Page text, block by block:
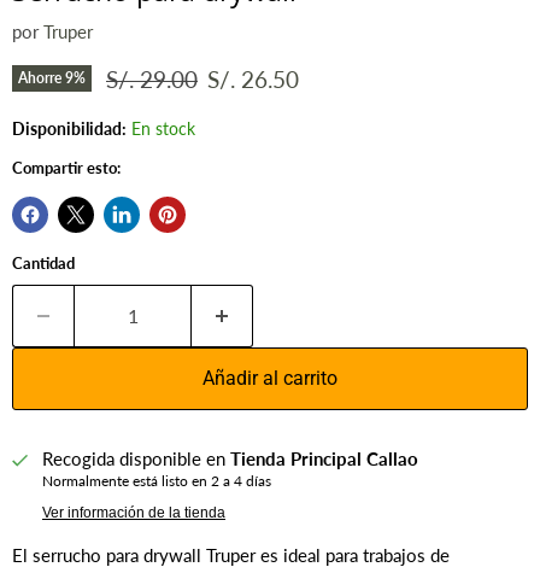
porTruper
Ahorre 9% Precio original
S/. 29.00 Precio actual
S/. 26.50
Disponibilidad: En stock
Compartir esto:
Cantidad
Añadir al carrito
Recogida disponible en Tienda Principal Callao
Normalmente está listo en 2 a 4 días
Ver información de la tienda
El serrucho para drywall Truper es ideal para trabajos de